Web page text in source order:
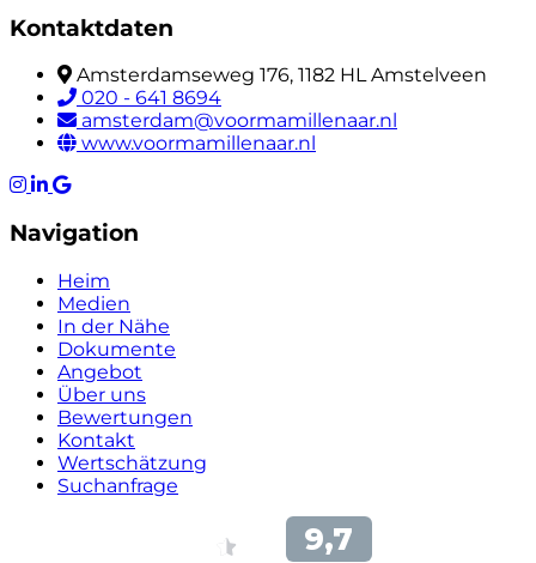
Kontaktdaten
Amsterdamseweg 176, 1182 HL Amstelveen
020 - 641 8694
amsterdam@voormamillenaar.nl
www.voormamillenaar.nl
Navigation
Heim
Medien
In der Nähe
Dokumente
Angebot
Über uns
Bewertungen
Kontakt
Wertschätzung
Suchanfrage